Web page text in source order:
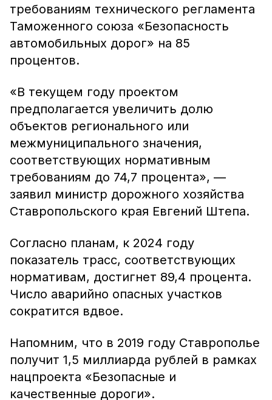
требованиям технического регламента
Таможенного союза «Безопасность
автомобильных дорог» на 85
процентов.
«В текущем году проектом
предполагается увеличить долю
объектов регионального или
межмуниципального значения,
соответствующих нормативным
требованиям до 74,7 процента», —
заявил министр дорожного хозяйства
Ставропольского края Евгений Штепа.
Согласно планам, к 2024 году
показатель трасс, соответствующих
нормативам, достигнет 89,4 процента.
Число аварийно опасных участков
сократится вдвое.
Напомним, что в 2019 году Ставрополье
получит 1,5 миллиарда рублей в рамках
нацпроекта «Безопасные и
качественные дороги».